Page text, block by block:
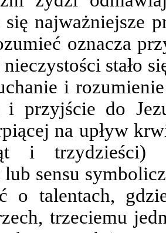
się najważniejsze
oznacza
stało
i
i przyjście do
na upływ
i
sensu
o talentach,
trzeciemu